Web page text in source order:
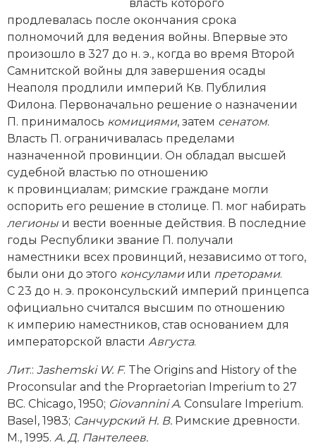
Генеалогия, геральдика
Государство и право
Европа
Империи
Историческая география и топонимика
История материальной и духовной культуры
История международных отношений
История, философия, теория и методология
исторического знания
Итория международных отношений
Латинская Америка
Новая история
Нумизматика
Образование
власть которого
продлевалась после окончания срока
полномочий для ведения вой­ны. Впервые это
произошло в 327 до н. э., когда во время Второй
Самнитской вой­ны для завершения осады
Неаполя продлили империй Кв. Публилия
Филона. Первоначально решение о назначении
П. принималось комициями, затем сенатом.
Власть П. ограничивалась пределами
назначенной провинции. Он обладал высшей
судебной властью по отношению
к провинциалам; римские граждане могли
оспорить его решение в столице. П. мог набирать
легионы и вести военные действия. В последние
годы Республики звание П. получали
наместники всех провинций, независимо от того,
были они до этого консуламиили преторами.
С 23 до н. э. проконсульский империй принцепса
официально считался высшим по отношению
к империю наместников, став основанием для
императорской власти Августа.
Лит.: Jashemski W. F. The Origins and History of the
Proconsular and the Propraetorian Imperium to 27
BC. Chicago, 1950; Giovannini A. Consulare Imperium.
Basel, 1983; Санчурский Н. В. Римские древности.
М., 1995. А. Д. Пантелеев.